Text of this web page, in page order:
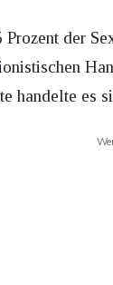
der
handelte es